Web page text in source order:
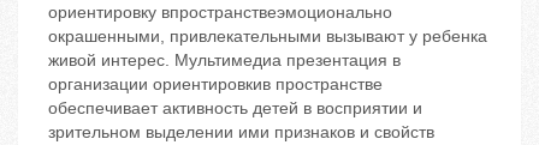
ориентировку впространствеэмоционально
окрашенными, привлекательными вызывают у ребенка
живой интерес. Мультимедиа презентация в
организации ориентировкив пространстве
обеспечивает активность детей в восприятии и
зрительном выделении ими признаков и свойств